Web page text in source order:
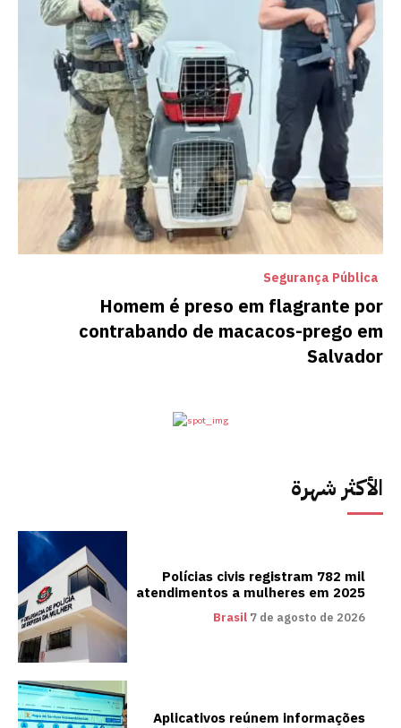
Segurança Pública
Homem é preso em flagrante por
contrabando de macacos-prego em
Salvador
الأكثر شهرة
Polícias civis registram 782 mil
atendimentos a mulheres em 2025
Brasil 7 de agosto de 2026
Aplicativos reúnem informações